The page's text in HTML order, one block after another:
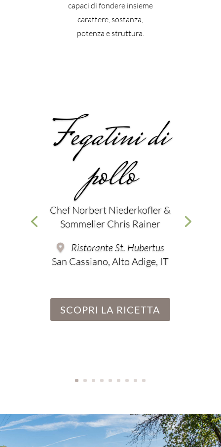
capaci di fondere insieme
carattere, sostanza,
potenza e struttura.
Fegatini di
pollo
Chef Norbert Niederkofler &
Sommelier Chris Rainer
Ristorante St. Hubertus
San Cassiano, Alto Adige, IT
SCOPRI LA RICETTA